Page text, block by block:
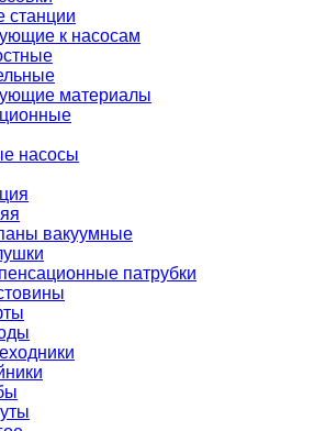
станции
к насосам
материалы
насосы
вакуумные
патрубки